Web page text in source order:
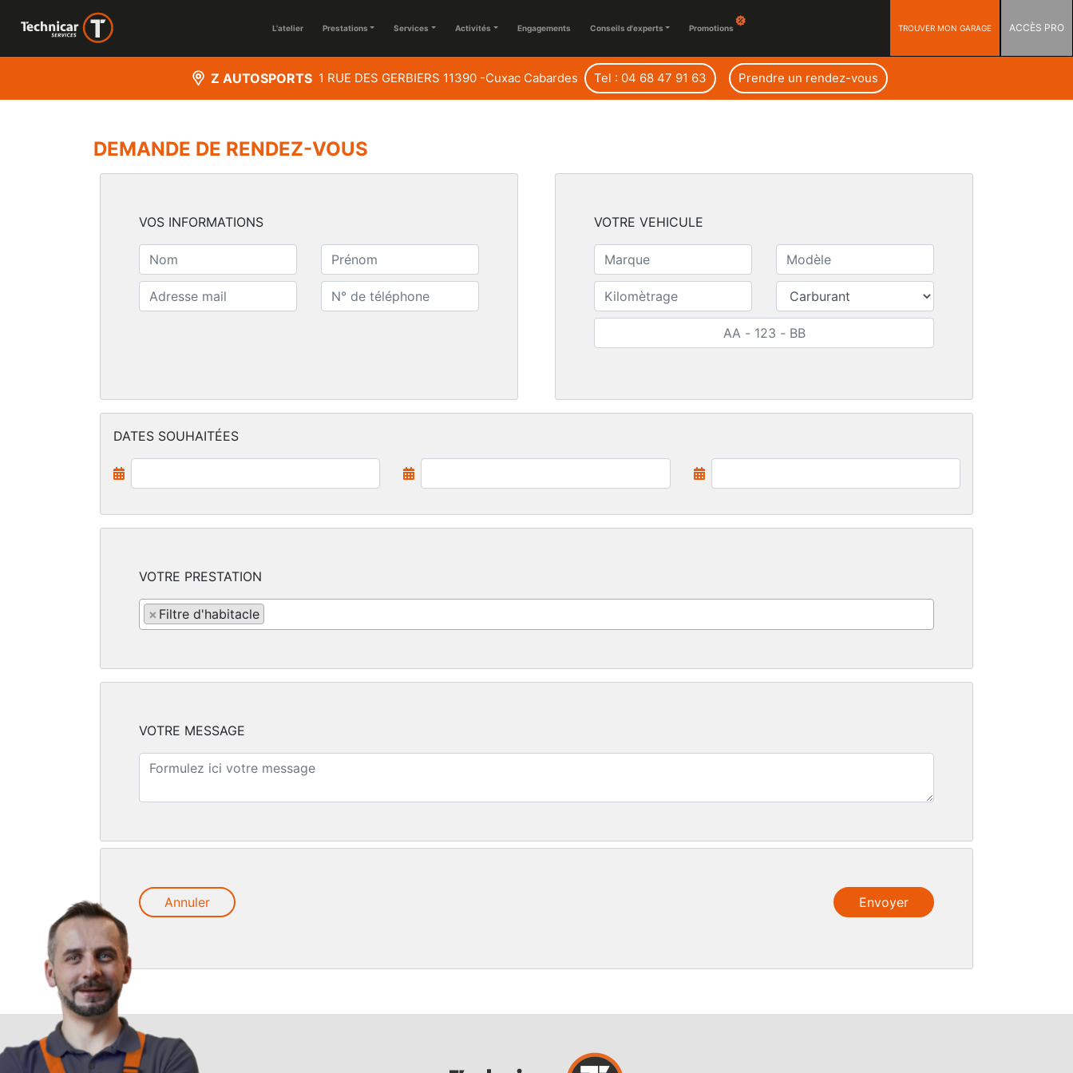
L'atelier Prestations Services Activités Engagements Conseils d'experts Promotions TROUVER MON GARAGE ACCÈS PRO
Z AUTOSPORTS 1 RUE DES GERBIERS 11390 -Cuxac Cabardes Tel : 04 68 47 91 63 Prendre un rendez-vous
DEMANDE DE RENDEZ-VOUS
VOS INFORMATIONS VOTRE VEHICULE
DATES SOUHAITÉES
VOTRE PRESTATION
× Filtre d'habitacle
VOTRE MESSAGE
Annuler